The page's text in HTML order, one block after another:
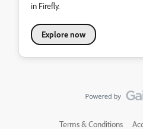
in Firefly.
Explore now
Terms & Conditions